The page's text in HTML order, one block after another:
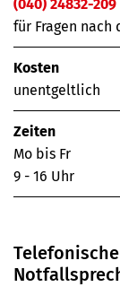
(040) 24832-209
für Fragen nach
Kosten
unentgeltlich
Zeiten
Mo bis Fr
9 - 16 Uhr